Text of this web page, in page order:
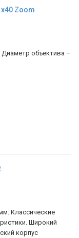
Zoom
Диаметр объектива –
Классические
Широкий
корпус